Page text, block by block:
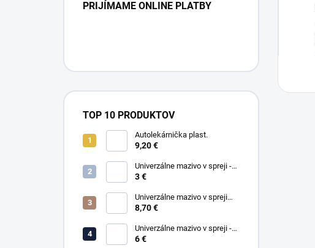
PRIJÍMAME ONLINE PLATBY
TOP 10 PRODUKTOV
Autolekárnička plast.
9,20 €
Univerzálne mazivo v spreji -
WD-40 100ml
3 €
Univerzálne mazivo v spreji
WD-40 450ml SMART STRAW
8,70 €
Univerzálne mazivo v spreji -
6 €